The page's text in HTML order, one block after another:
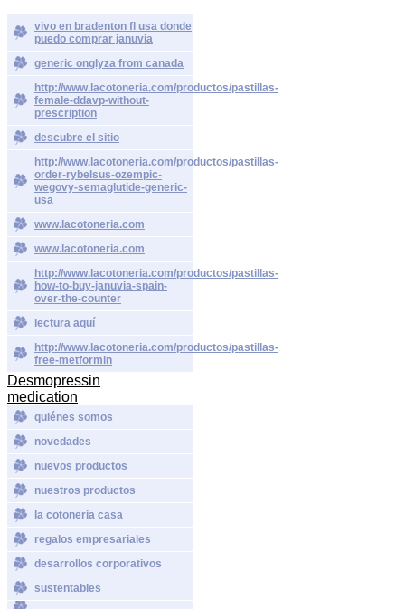
vivo en bradenton fl usa donde
puedo comprar januvia
generic onglyza from canada
http://www.lacotoneria.com/productos/pastillas-
female-ddavp-without-
prescription
descubre el sitio
http://www.lacotoneria.com/productos/pastillas-
order-rybelsus-ozempic-
wegovy-semaglutide-generic-
usa
www.lacotoneria.com
www.lacotoneria.com
http://www.lacotoneria.com/productos/pastillas-
how-to-buy-januvia-spain-
over-the-counter
lectura aquí
http://www.lacotoneria.com/productos/pastillas-
free-metformin
Desmopressin
medication
quiénes somos
novedades
nuevos productos
nuestros productos
la cotoneria casa
regalos empresariales
desarrollos corporativos
sustentables